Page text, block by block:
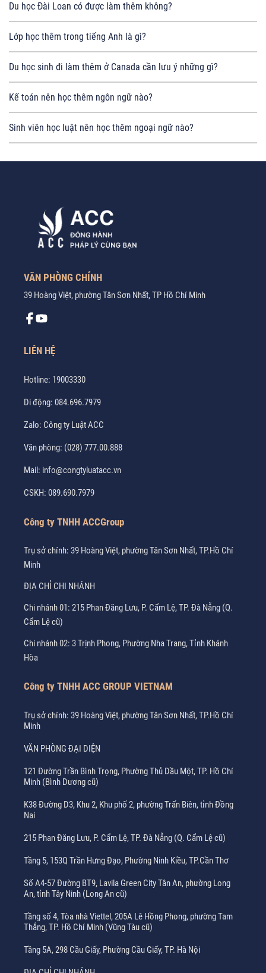
Du học Đài Loan có được làm thêm không?
Lớp học thêm trong tiếng Anh là gì?
Du học sinh đi làm thêm ở Canada cần lưu ý những gì?
Kế toán nên học thêm ngôn ngữ nào?
Sinh viên học luật nên học thêm ngoại ngữ nào?
VĂN PHÒNG CHÍNH
39 Hoàng Việt, phường Tân Sơn Nhất, TP Hồ Chí Minh
LIÊN HỆ
Hotline: 19003330
Di động: 084.696.7979
Zalo: Công ty Luật ACC
Văn phòng: (028) 777.00.888
Mail: info@congtyluatacc.vn
CSKH: 089.690.7979
Công ty TNHH ACCGroup
Trụ sở chính: 39 Hoàng Việt, phường Tân Sơn Nhất, TP.Hồ Chí
Minh
ĐỊA CHỈ CHI NHÁNH
Chi nhánh 01: 215 Phan Đăng Lưu, P. Cẩm Lệ, TP. Đà Nẵng (Q.
Cẩm Lệ cũ)
Chi nhánh 02: 3 Trịnh Phong, Phường Nha Trang, Tỉnh Khánh
Hòa
Công ty TNHH ACC GROUP VIETNAM
Trụ sở chính: 39 Hoàng Việt, phường Tân Sơn Nhất, TP.Hồ Chí
Minh
VĂN PHÒNG ĐẠI DIỆN
121 Đường Trần Bình Trọng, Phường Thủ Dầu Một, TP. Hồ Chí
Minh (Bình Dương cũ)
K38 Đường D3, Khu 2, Khu phố 2, phường Trấn Biên, tỉnh Đồng
Nai
215 Phan Đăng Lưu, P. Cẩm Lệ, TP. Đà Nẵng (Q. Cẩm Lệ cũ)
Tầng 5, 153Q Trần Hưng Đạo, Phường Ninh Kiều, TP.Cần Thơ
Số A4-57 Đường BT9, Lavila Green City Tân An, phường Long
An, tỉnh Tây Ninh (Long An cũ)
Tầng số 4, Tòa nhà Viettel, 205A Lê Hồng Phong, phường Tam
Thắng, TP. Hồ Chí Minh (Vũng Tàu cũ)
Tầng 5A, 298 Cầu Giấy, Phường Cầu Giấy, TP. Hà Nội